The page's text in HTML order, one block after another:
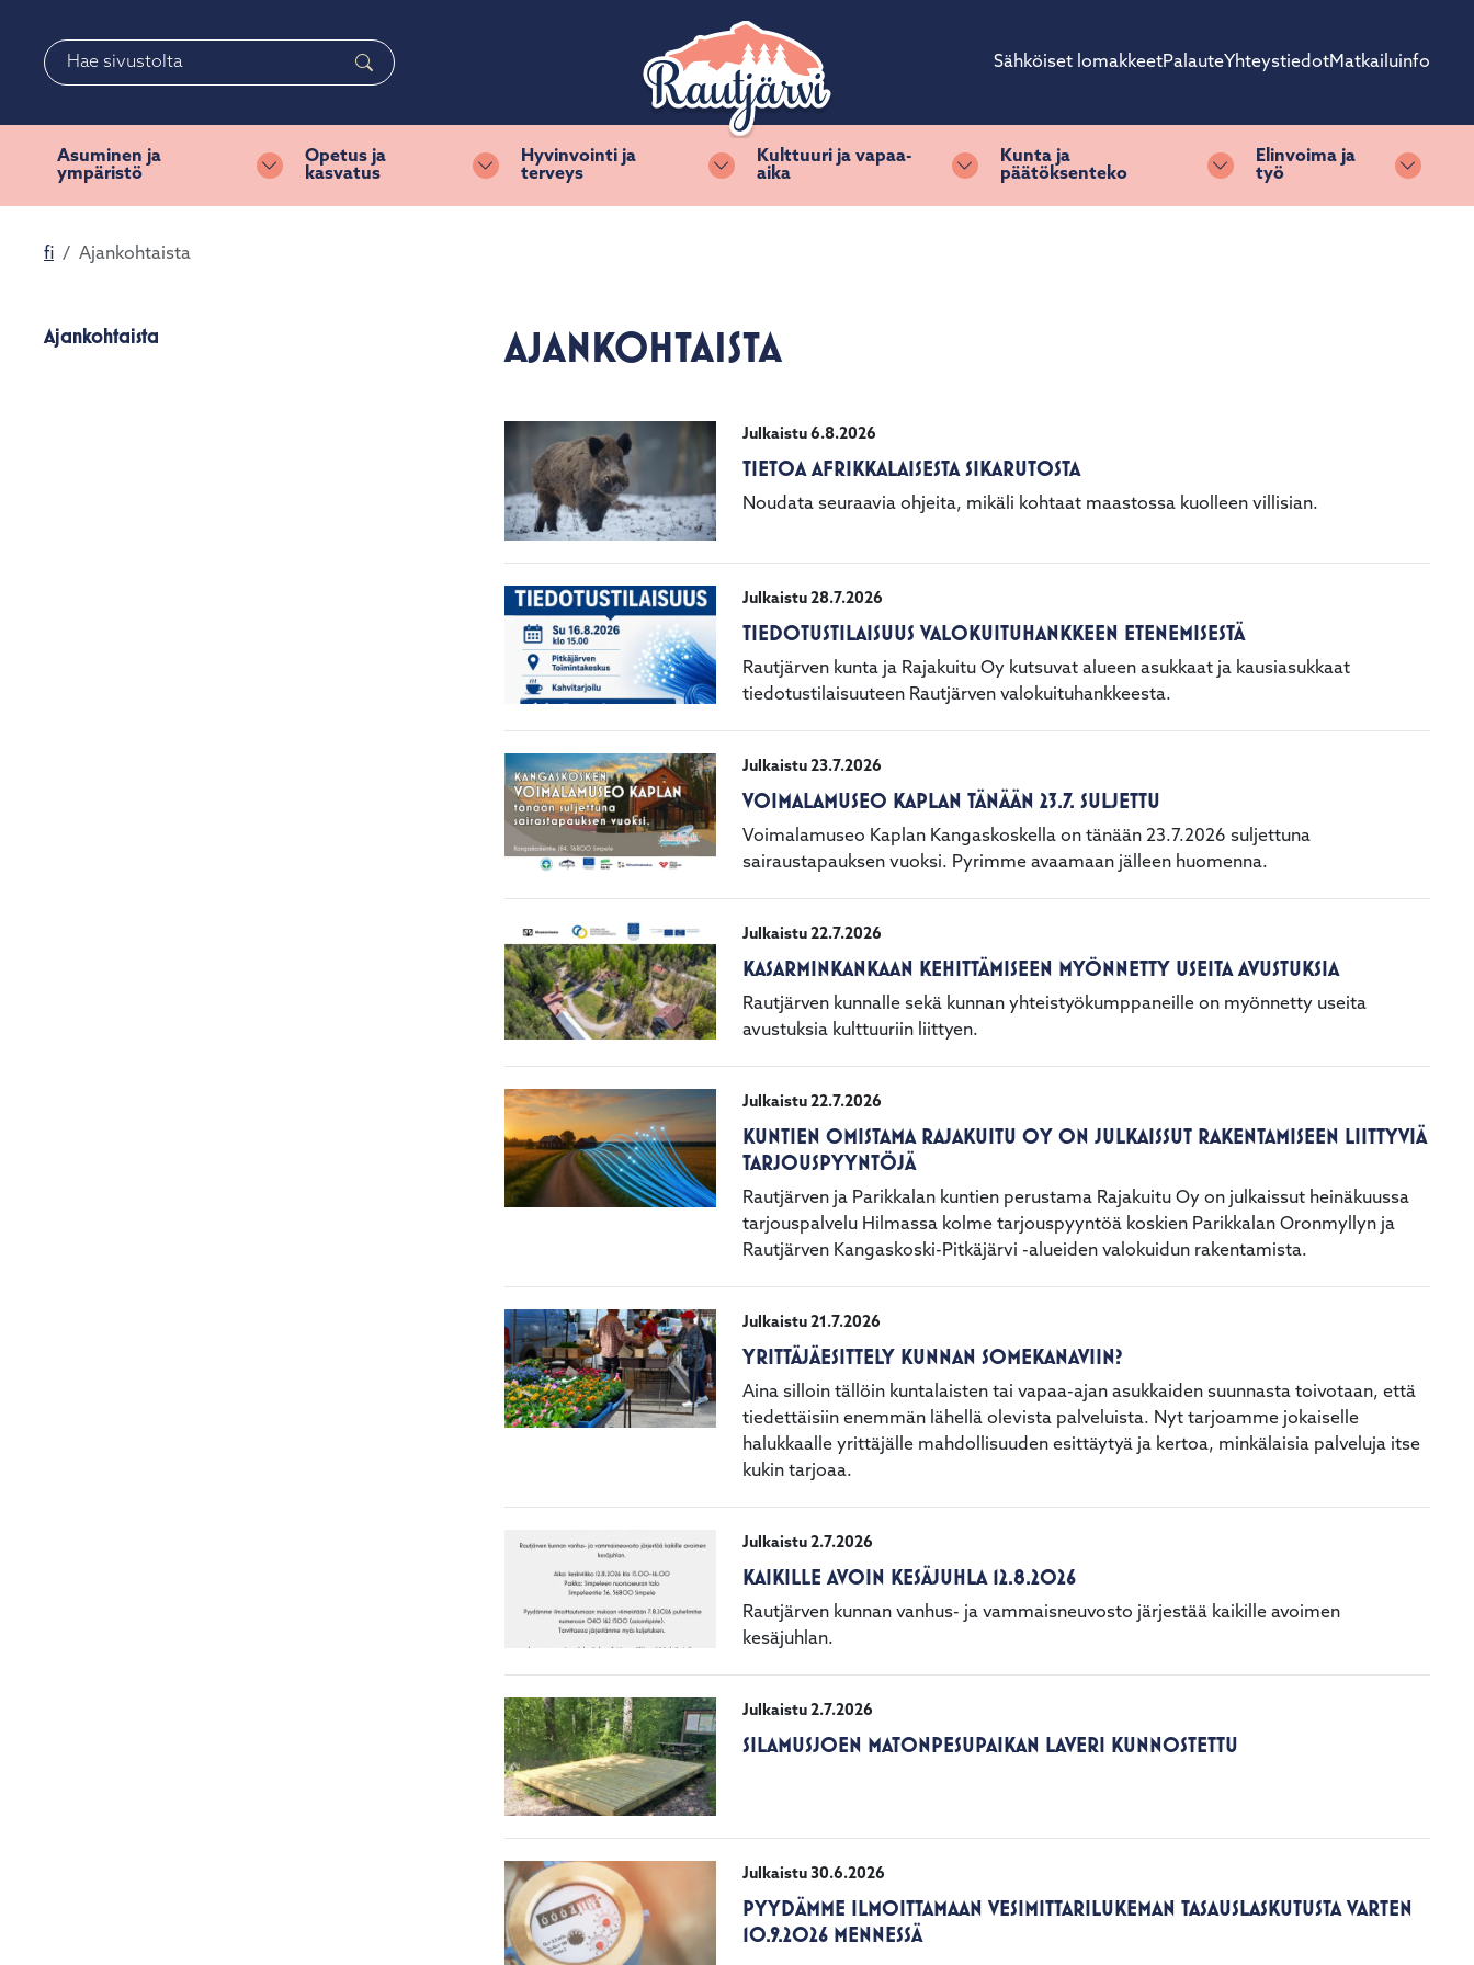
Sähköiset lomakkeetPalauteYhteystiedotMatkailuinfo
Haku
Asuminen ja
ympäristö
Vaihda alasvetovalikkoa
Opetus ja
kasvatus
Vaihda alasvetovalikkoa
Hyvinvointi ja
terveys
Vaihda alasvetovalikkoa
Kulttuuri ja vapaa-
aika
Vaihda alasvetovalikkoa
Kunta ja
päätöksenteko
Vaihda alasvetovalikkoa
Elinvoima ja
työ
Vaihda
fi Ajankohtaista
Ajankohtaista AJANKOHTAISTA
Julkaistu 6.8.2026
TIETOA AFRIKKALAISESTA SIKARUTOSTA
Noudata seuraavia ohjeita, mikäli kohtaat maastossa kuolleen villisian.
Julkaistu 28.7.2026
TIEDOTUSTILAISUUS VALOKUITUHANKKEEN ETENEMISESTÄ
Rautjärven kunta ja Rajakuitu Oy kutsuvat alueen asukkaat ja kausiasukkaat
tiedotustilaisuuteen Rautjärven valokuituhankkeesta.
Julkaistu 23.7.2026
VOIMALAMUSEO KAPLAN TÄNÄÄN 23.7. SULJETTU
Voimalamuseo Kaplan Kangaskoskella on tänään 23.7.2026 suljettuna
sairaustapauksen vuoksi. Pyrimme avaamaan jälleen huomenna.
Julkaistu 22.7.2026
KASARMINKANKAAN KEHITTÄMISEEN MYÖNNETTY USEITA AVUSTUKSIA
Rautjärven kunnalle sekä kunnan yhteistyökumppaneille on myönnetty useita
avustuksia kulttuuriin liittyen.
Julkaistu 22.7.2026
KUNTIEN OMISTAMA RAJAKUITU OY ON JULKAISSUT RAKENTAMISEEN LIITTYVIÄ
TARJOUSPYYNTÖJÄ
Rautjärven ja Parikkalan kuntien perustama Rajakuitu Oy on julkaissut heinäkuussa
tarjouspalvelu Hilmassa kolme tarjouspyyntöä koskien Parikkalan Oronmyllyn ja
Rautjärven Kangaskoski-Pitkäjärvi -alueiden valokuidun rakentamista.
Julkaistu 21.7.2026
YRITTÄJÄESITTELY KUNNAN SOMEKANAVIIN?
Aina silloin tällöin kuntalaisten tai vapaa-ajan asukkaiden suunnasta toivotaan, että
tiedettäisiin enemmän lähellä olevista palveluista. Nyt tarjoamme jokaiselle
halukkaalle yrittäjälle mahdollisuuden esittäytyä ja kertoa, minkälaisia palveluja itse
kukin tarjoaa.
Julkaistu 2.7.2026
KAIKILLE AVOIN KESÄJUHLA 12.8.2026
Rautjärven kunnan vanhus- ja vammaisneuvosto järjestää kaikille avoimen
kesäjuhlan.
Julkaistu 2.7.2026
SILAMUSJOEN MATONPESUPAIKAN LAVERI KUNNOSTETTU
Julkaistu 30.6.2026
PYYDÄMME ILMOITTAMAAN VESIMITTARILUKEMAN TASAUSLASKUTUSTA VARTEN
10.9.2026 MENNESSÄ